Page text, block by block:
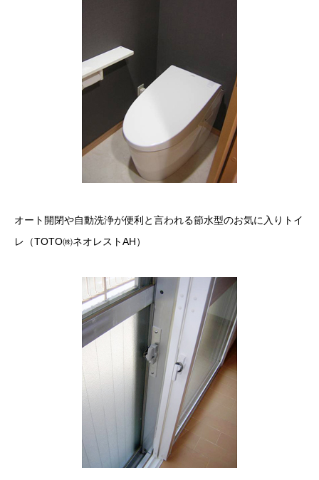
オート開閉や自動洗浄が便利と言われる節水型のお気に入りトイ
レ（TOTO㈱ネオレストAH）